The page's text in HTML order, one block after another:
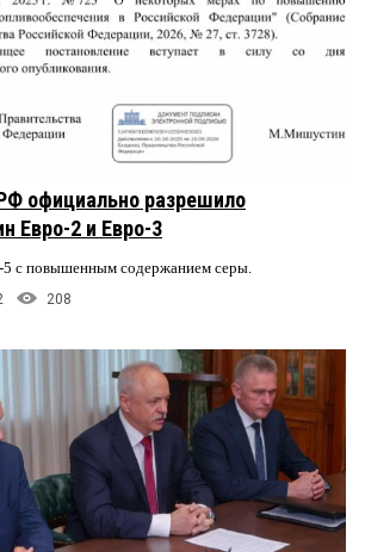
официально разрешило
Евро-2 и Евро-3
5 с повышенным содержанием серы.
208